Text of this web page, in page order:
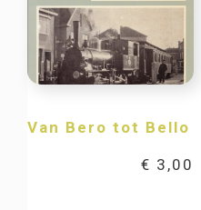
Van Bero tot Bello
€ 3,00